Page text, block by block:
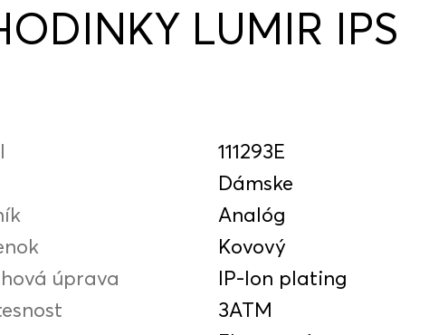
LUMIR IPS
111293E
Dámske
Analóg
Kovový
úprava
IP-Ion plating
3ATM